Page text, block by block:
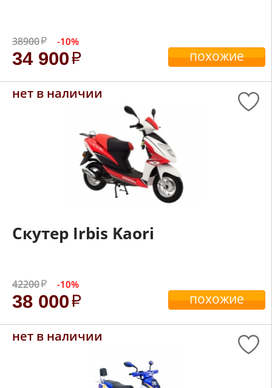
38900 -10%
34 900 похожие
нет в наличии
Скутер Irbis Kaori
42200 -10%
38 000 похожие
нет в наличии